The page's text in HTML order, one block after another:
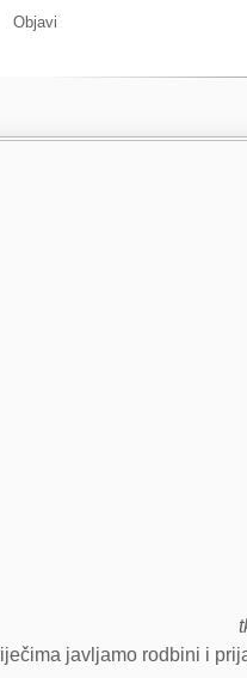
Objavi
javljamo rodbini i